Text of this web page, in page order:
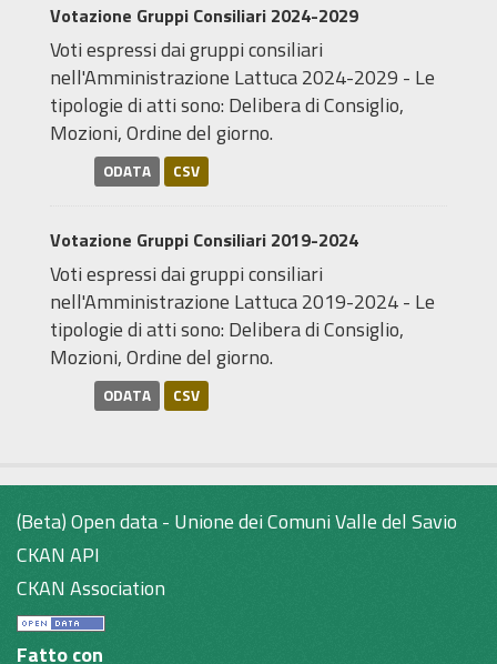
Votazione Gruppi Consiliari 2024-2029
Voti espressi dai gruppi consiliari
nell'Amministrazione Lattuca 2024-2029 - Le
tipologie di atti sono: Delibera di Consiglio,
Mozioni, Ordine del giorno.
ODATA CSV
Votazione Gruppi Consiliari 2019-2024
Voti espressi dai gruppi consiliari
nell'Amministrazione Lattuca 2019-2024 - Le
tipologie di atti sono: Delibera di Consiglio,
Mozioni, Ordine del giorno.
ODATA CSV
(Beta) Open data - Unione dei Comuni Valle del Savio
CKAN API
CKAN Association
Fatto con